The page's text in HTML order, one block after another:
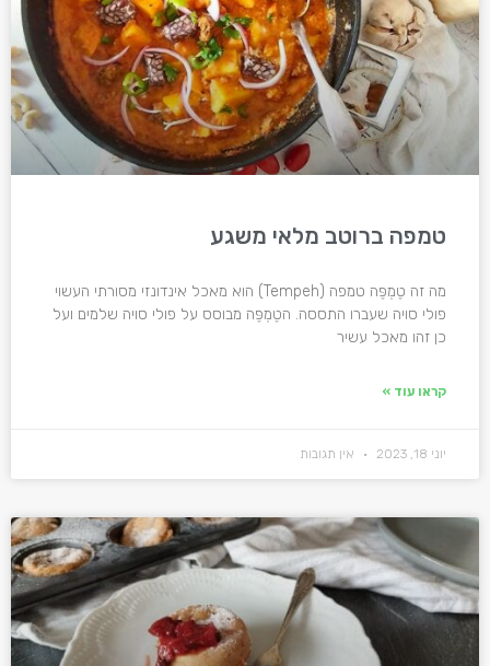
טמפה ברוטב מלאי משגע
מה זה טֶמְפֶּה טמפה (Tempeh) הוא מאכל אינדונזי מסורתי העשוי
פולי סויה שעברו התססה. הטֶמְפֶּה מבוסס על פולי סויה שלמים ועל
כן זהו מאכל עשיר
קראו עוד »
יוני 18, 2023 אין תגובות